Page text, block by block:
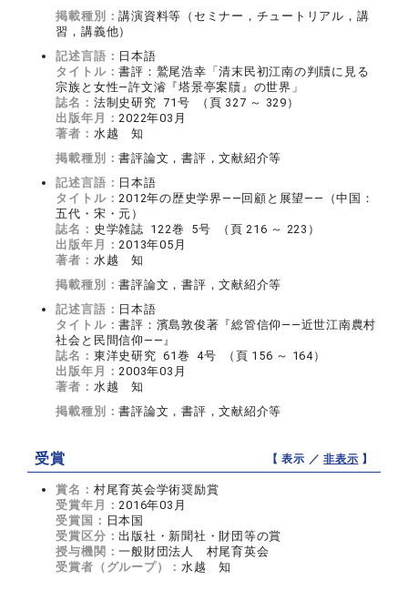
掲載種別：講演資料等（セミナー，チュートリアル，講
習，講義他）
記述言語： 日本語
タイトル：書評：鷲尾浩幸「清末民初江南の判牘に見る
宗族と女性―許文濬『塔景亭案牘』の世界」
誌名： 法制史研究 71号 （頁 327 ～ 329）
出版年月：2022年03月
著者： 水越 知
掲載種別：書評論文，書評，文献紹介等
記述言語： 日本語
タイトル：2012年の歴史学界――回顧と展望――（中国：
五代・宋・元）
誌名： 史学雑誌 122巻 5号 （頁 216 ～ 223）
出版年月：2013年05月
著者： 水越 知
掲載種別：書評論文，書評，文献紹介等
記述言語： 日本語
タイトル：書評：濱島敦俊著『総管信仰――近世江南農村
社会と民間信仰――』
誌名： 東洋史研究 61巻 4号 （頁 156 ～ 164）
出版年月：2003年03月
著者： 水越 知
掲載種別：書評論文，書評，文献紹介等
受賞 【 表示 ／非表示 】
賞名： 村尾育英会学術奨励賞
受賞年月：2016年03月
受賞国： 日本国
受賞区分：出版社・新聞社・財団等の賞
授与機関：一般財団法人 村尾育英会
受賞者（グループ）：水越 知